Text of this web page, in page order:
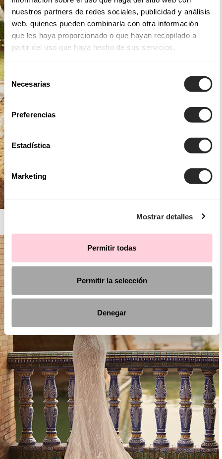
nuestros partners de redes sociales, publicidad y análisis
web, quienes pueden combinarla con otra información
que les haya proporcionado o que hayan recopilado a
partir del uso que haya hecho de sus servicios.
Selección
de
consentimiento
Necesarias
Preferencias
Estadística
Marketing
Mostrar detalles
Permitir todas
Permitir la selección
Denegar